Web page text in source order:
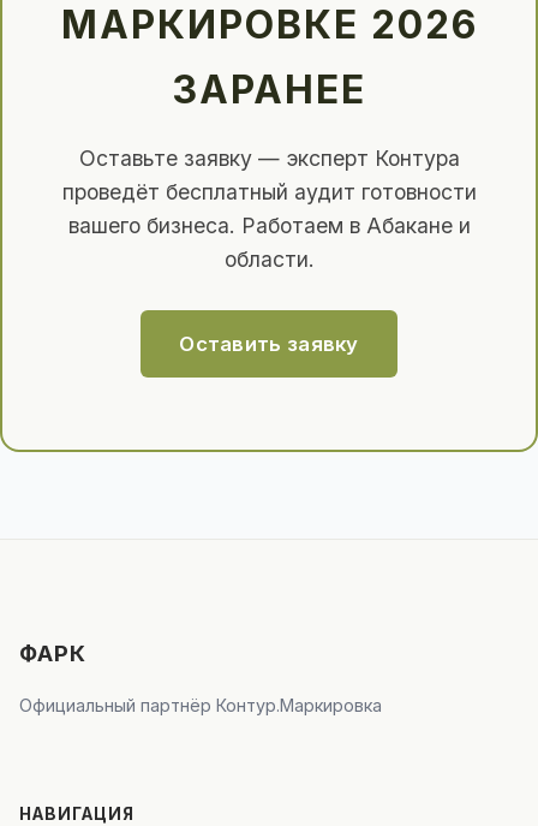
МАРКИРОВКЕ 2026
ЗАРАНЕЕ
Оставьте заявку — эксперт Контура
проведёт бесплатный аудит готовности
вашего бизнеса. Работаем в Абакане и
области.
Оставить заявку
ФАРК
Официальный партнёр Контур.Маркировка
НАВИГАЦИЯ